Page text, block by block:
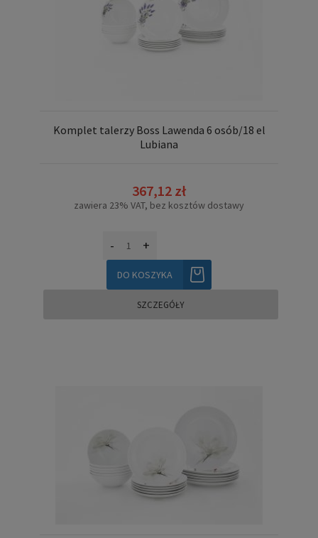
Komplet talerzy Boss Lawenda 6 osób/18 el
Lubiana
367,12 zł
zawiera 23% VAT, bez kosztów dostawy
- +
DO KOSZYKA
SZCZEGÓŁY